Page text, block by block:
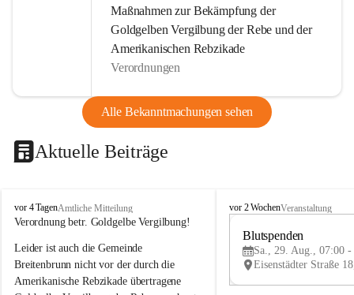
Maßnahmen zur Bekämpfung der
Goldgelben Vergilbung der Rebe und der
Amerikanischen Rebzikade
Verordnungen
Alle Bekanntmachungen sehen
Aktuelle Beiträge
B
r
i
t
e
vor 4 TagenAmtliche Mitteilung
Verordnung betr. Goldgelbe Vergilbung!
Leider ist auch die Gemeinde
Breitenbrunn nicht vor der durch die
Amerikanische Rebzikade übertragene
B
e
vor 2 WochenVeranstaltung
Blutspenden
Sa., 29. Aug., 07:00 -